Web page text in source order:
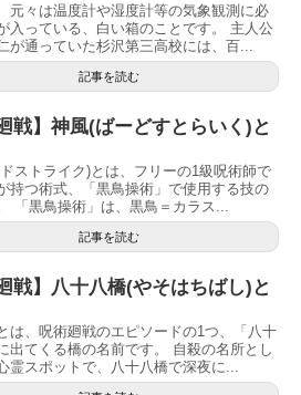
元々は温度計や湿度計等の気象観測に必
入っている、白い箱のことです。 主人公
が通っていた杉沢第三高校には、百...
記事を読む
戦】神風(ばーどすとらいく)と
ストライク)とは、フリーの1級呪術師で
持つ術式、「黒鳥操術」で使用する技の
「黒鳥操術」は、黒鳥＝カラス...
記事を読む
戦】八十八橋(やそはちばし)と
は、呪術廻戦のエピソードの1つ、「八十
出てくる橋の名前です。 自殺の名所とし
霊スポットで、八十八橋で深夜に...